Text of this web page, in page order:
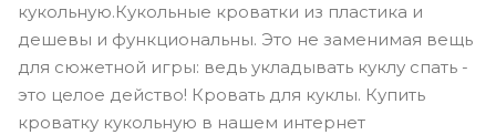
кукольную.Кукольные кроватки из пластика и
дешевы и функциональны. Это не заменимая вещь
для сюжетной игры: ведь укладывать куклу спать -
это целое действо! Кровать для куклы. Купить
кроватку кукольную в нашем интернет